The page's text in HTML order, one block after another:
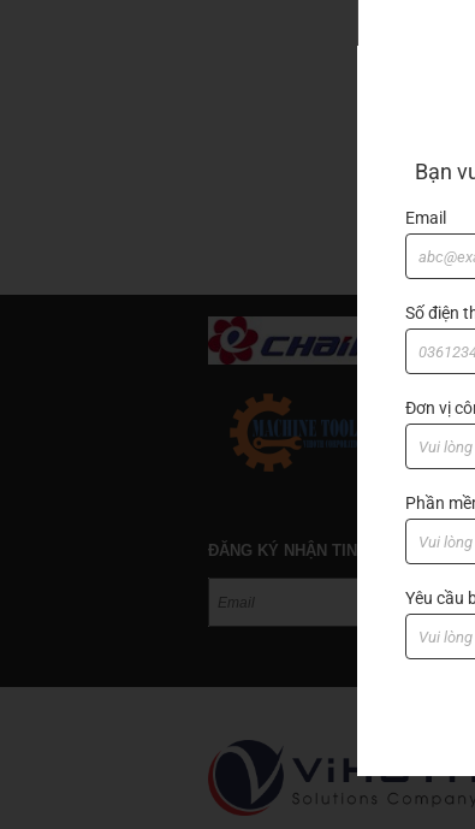
ĐĂNG KÝ NHẬN TIN
Bạn
Email
Số điện
Đơn vị
Phần
Yêu cầu